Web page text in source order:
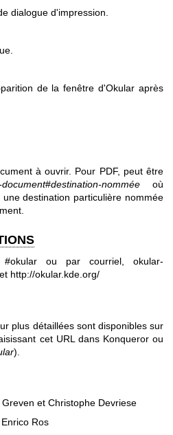
dialogue d'impression.
de la fenêtre d'Okular après
à ouvrir. Pour PDF, peut être
#destination-nomméeoù
une destination particulière nommée
#okular ou par courriel, okular-
http://okular.kde.org/
plus détaillées sont disponibles sur
cet URL dans Konqueror ou
).
et Christophe Devriese
Ros